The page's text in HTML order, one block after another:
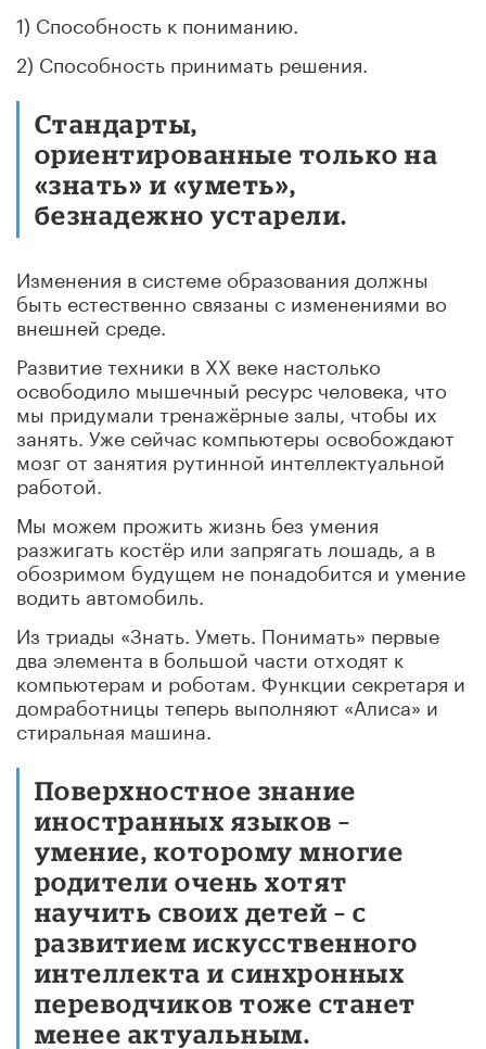
1) Способность к пониманию.
2) Способность принимать решения.
Стандарты,
ориентированные только на
«знать» и «уметь»,
безнадежно устарели.
Изменения в системе образования должны
быть естественно связаны с изменениями во
внешней среде.
Развитие техники в ХХ веке настолько
освободило мышечный ресурс человека, что
мы придумали тренажёрные залы, чтобы их
занять. Уже сейчас компьютеры освобождают
мозг от занятия рутинной интеллектуальной
работой.
Мы можем прожить жизнь без умения
разжигать костёр или запрягать лошадь, а в
обозримом будущем не понадобится и умение
водить автомобиль.
Из триады «Знать. Уметь. Понимать» первые
два элемента в большой части отходят к
компьютерам и роботам. Функции секретаря и
домработницы теперь выполняют «Алиса» и
стиральная машина.
Поверхностное знание
иностранных языков –
умение, которому многие
родители очень хотят
научить своих детей – с
развитием искусственного
интеллекта и синхронных
переводчиков тоже станет
менее актуальным.